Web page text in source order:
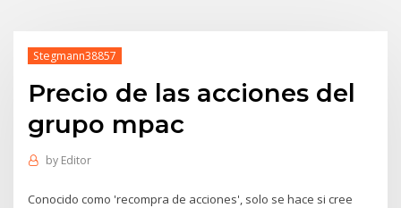
Stegmann38857
Precio de las acciones del
grupo mpac
by Editor
Conocido como 'recompra de acciones', solo se hace si cree